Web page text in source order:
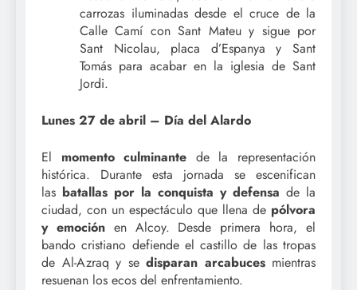
carrozas iluminadas desde el cruce de la
Calle Camí con Sant Mateu y sigue por
Sant Nicolau, placa d’Espanya y Sant
Tomás para acabar en la iglesia de Sant
Jordi.
Lunes 27 de abril – Día del Alardo
El momento culminante de la representación
histórica. Durante esta jornada se escenifican
las batallas por la conquista y defensa de la
ciudad, con un espectáculo que llena de pólvora
y emociónen Alcoy. Desde primera hora, el
bando cristiano defiende el castillo de las tropas
de Al-Azraq y se disparan arcabucesmientras
resuenan los ecos del enfrentamiento.